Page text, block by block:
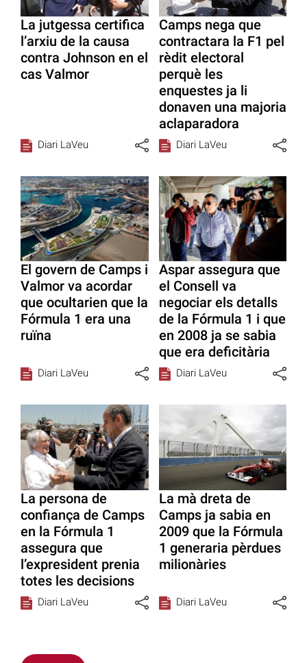
La jutgessa certifica
l’arxiu de la causa
contra Johnson en el
cas Valmor
Diari LaVeu
Camps nega que
contractara la F1 pel
rèdit electoral
perquè les
enquestes ja li
donaven una majoria
aclaparadora
Diari LaVeu
El govern de Camps i
Valmor va acordar
que ocultarien que la
Fórmula 1 era una
ruïna
Diari LaVeu
Aspar assegura que
el Consell va
negociar els detalls
de la Fórmula 1 i que
en 2008 ja se sabia
que era deficitària
Diari LaVeu
La persona de
confiança de Camps
en la Fórmula 1
assegura que
l’expresident prenia
totes les decisions
Diari LaVeu
La mà dreta de
Camps ja sabia en
2009 que la Fórmula
1 generaria pèrdues
milionàries
Diari LaVeu